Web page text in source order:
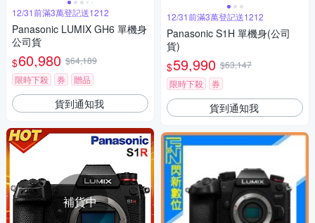
12/31前滿3萬登記送1212
Panasonic LUMIX GH6 單機身
公司貨
$60,980 $64,189
限時下殺
券 贈品
貨到通知我
補貨中
12/31前滿3萬登記送1212
Panasonic S1H 單機身(公司
貨)
$59,990 $63,147
限時下殺
券
貨到通知我